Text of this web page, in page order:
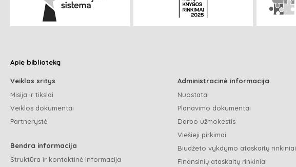
Apie biblioteką
Veiklos sritys
Misija ir tikslai
Veiklos dokumentai
Partnerystė
Bendra informacija
Struktūra ir kontaktinė informacija
Administracinė informacija
Nuostatai
Planavimo dokumentai
Darbo užmokestis
Viešieji pirkimai
Biudžeto vykdymo ataskaitų rinkiniai
Finansinių ataskaitų rinkiniai